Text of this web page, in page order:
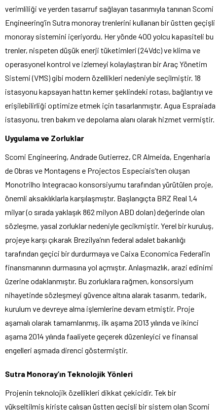
verimliliği ve yerden tasarruf sağlayan tasarımıyla tanınan Scomi
Engineering’in Sutra monoray trenlerini kullanan bir üstten geçişli
monoray sistemini içeriyordu. Her yönde 400 yolcu kapasiteli bu
trenler, nispeten düşük enerji tüketimleri (24Vdc) ve klima ve
operasyonel kontrol ve izlemeyi kolaylaştıran bir Araç Yönetim
Sistemi (VMS) gibi modern özellikleri nedeniyle seçilmiştir. 18
istasyonu kapsayan hattın kemer şeklindeki rotası, bağlantıyı ve
erişilebilirliği optimize etmek için tasarlanmıştır. Agua Espraiada
istasyonu, tren bakım ve depolama alanı olarak hizmet vermiştir.
Uygulama ve Zorluklar
Scomi Engineering, Andrade Gutierrez, CR Almeida, Engenharia
de Obras ve Montagens e Projectos Especiais’ten oluşan
Monotrilho Integracao konsorsiyumu tarafından yürütülen proje,
önemli aksaklıklarla karşılaşmıştır. Başlangıçta BRZ Real 1,4
milyar (o sırada yaklaşık 862 milyon ABD doları) değerinde olan
sözleşme, yasal zorluklar nedeniyle gecikmiştir. Yerel bir kuruluş,
projeye karşı çıkarak Brezilya’nın federal adalet bakanlığı
tarafından geçici bir durdurmaya ve Caixa Economica Federal’in
finansmanının durmasına yol açmıştır. Anlaşmazlık, arazi edinimi
üzerine odaklanmıştır. Bu zorluklara rağmen, konsorsiyum
nihayetinde sözleşmeyi güvence altına alarak tasarım, tedarik,
kurulum ve devreye alma işlemlerine devam etmiştir. Proje
aşamalı olarak tamamlanmış, ilk aşama 2013 yılında ve ikinci
aşama 2014 yılında faaliyete geçerek düzenleyici ve finansal
engelleri aşmada direnci göstermiştir.
Sutra Monoray’ın Teknolojik Yönleri
Projenin teknolojik özellikleri dikkat çekicidir. Tek bir
yükseltilmiş kirişte çalışan üstten geçişli bir sistem olan Scomi